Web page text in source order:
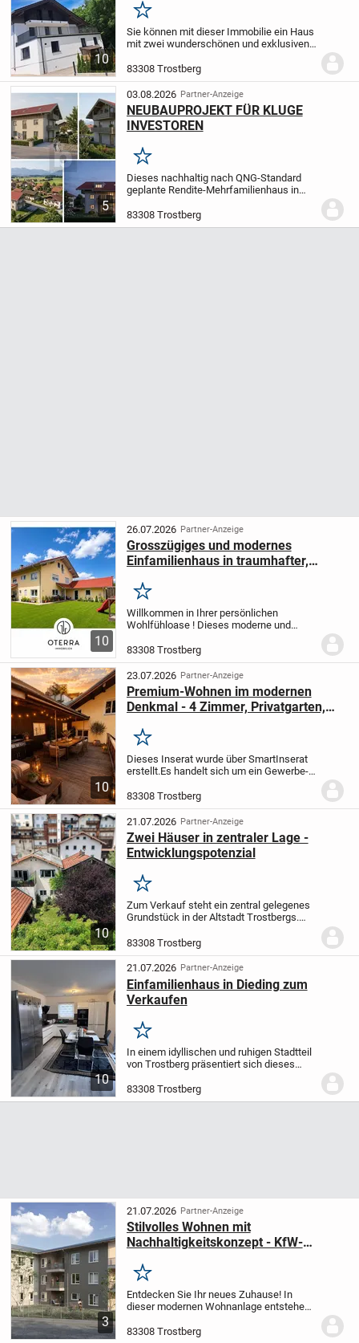
10
Merken
Sie können mit dieser Immobilie ein Haus
mit zwei wunderschönen und exklusiven
Sie selbst beziehen oder auch als
Kapitalanlage nutzen können. Das Haus
wurde 1906...
83308 Trostberg
5
03.08.2026 Partner-Anzeige
NEUBAUPROJEKT FÜR KLUGE
INVESTOREN
Merken
Dieses nachhaltig nach QNG-Standard
geplante Rendite-Mehrfamilienhaus in
einer Gesamtwohnfläche von ca. 637 m²
auf einem 916 m² großen Grundstück.
83308 Trostberg
10
26.07.2026 Partner-Anzeige
Grosszügiges und modernes
Einfamilienhaus in traumhafter,
Merken
Willkommen in Ihrer persönlichen
Wohlfühloase ! Dieses moderne und
Einfamilienhaus, vereint großzügiges
Wohnen auf ca. 250 m² Wohnfläche mit
dem Charme eines...
83308 Trostberg
10
23.07.2026 Partner-Anzeige
Premium-Wohnen im modernen
Denkmal - 4 Zimmer, Privatgarten,
Merken
Dieses Inserat wurde über SmartInserat
erstellt.Es handelt sich um ein Gewerbe-
Architektur - Wohnkomfort auf höchstem
Niveau.Diese 4-Zimmer-Eigentumswohn...
83308 Trostberg
10
21.07.2026 Partner-Anzeige
Zwei Häuser in zentraler Lage -
Entwicklungspotenzial
Merken
Zum Verkauf steht ein zentral gelegenes
Grundstück in der Altstadt Trostbergs.
Flurstücken mit einer
Gesamtgrundstücksfläche von ca. 449 m²
und ist derzeit mit...
83308 Trostberg
10
21.07.2026 Partner-Anzeige
Einfamilienhaus in Dieding zum
Verkaufen
Merken
In einem idyllischen und ruhigen Stadtteil
von Trostberg präsentiert sich dieses
Familien, und wurde 2018 von der
angesehenen Firma Living erbaut. Das...
83308 Trostberg
3
21.07.2026 Partner-Anzeige
Stilvolles Wohnen mit
Nachhaltigkeitskonzept - KfW-
Merken
Entdecken Sie Ihr neues Zuhause! In
dieser modernen Wohnanlage entstehen
bis 5 Zimmern und Wohnflächen
83308 Trostberg